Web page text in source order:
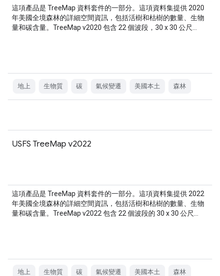
這項產品是 TreeMap 資料套件的一部分。這項資料集提供 2020
年美國全境森林的詳細空間資訊，包括活樹和枯樹的數量、生物
量和碳含量。TreeMap v2020 包含 22 個波段，30 x 30 公尺…
地上 生物質 碳 氣候變遷 美國本土 森林
USFS TreeMap v2022
這項產品是 TreeMap 資料套件的一部分。這項資料集提供 2022
年美國全境森林的詳細空間資訊，包括活樹和枯樹的數量、生物
量和碳含量。TreeMap v2022 包含 22 個波段的 30 x 30 公尺…
地上 生物質 碳 氣候變遷 美國本土 森林